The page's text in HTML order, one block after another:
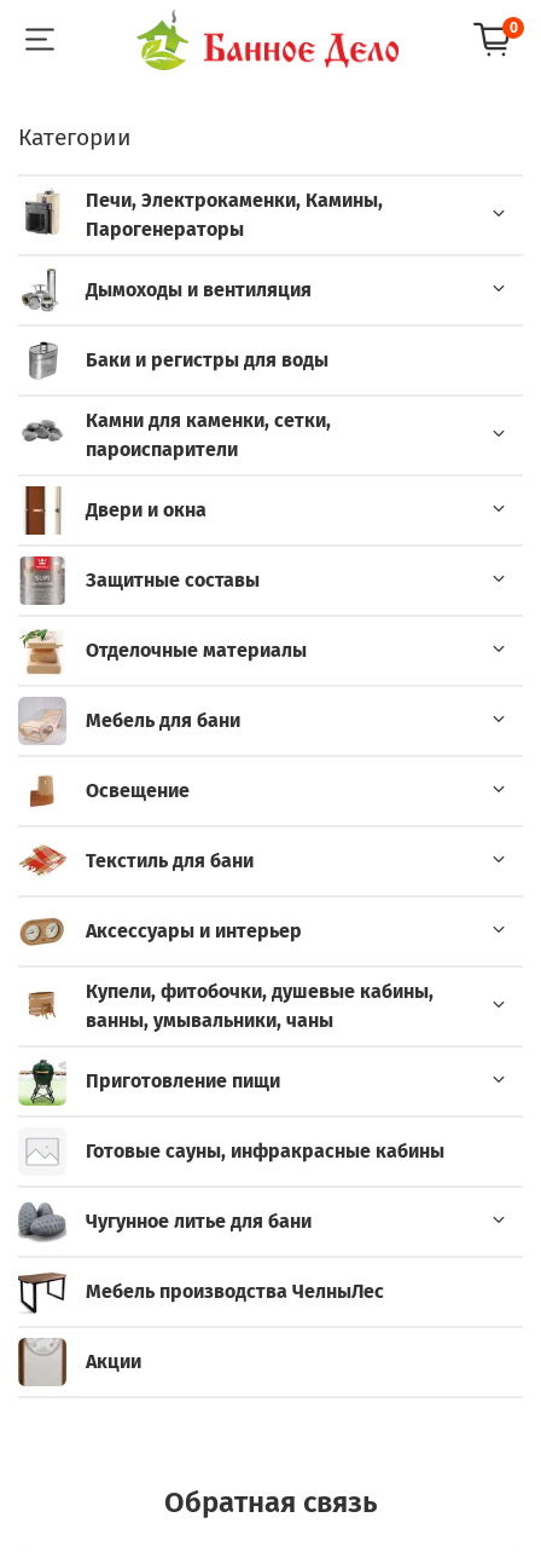
0
Категории
Печи, Электрокаменки, Камины,
Парогенераторы
Дымоходы и вентиляция
Баки и регистры для воды
Камни для каменки, сетки,
пароиспарители
Двери и окна
Защитные составы
Отделочные материалы
Мебель для бани
Освещение
Текстиль для бани
Аксессуары и интерьер
Купели, фитобочки, душевые кабины,
ванны, умывальники, чаны
Приготовление пищи
Готовые сауны, инфракрасные кабины
Чугунное литье для бани
Мебель производства ЧелныЛес
Акции
Обратная связь